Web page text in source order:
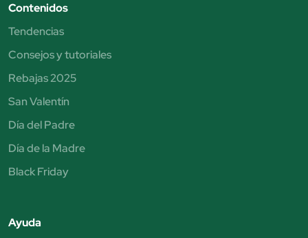
Contenidos
Tendencias
Consejos y tutoriales
Rebajas 2025
San Valentín
Día del Padre
Día de la Madre
Black Friday
Ayuda